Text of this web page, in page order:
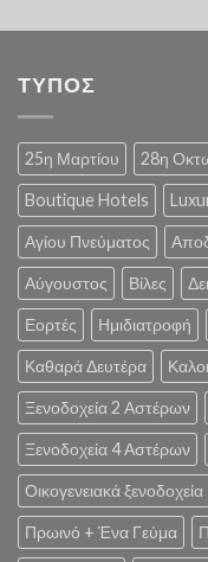
ΤΥΠΟΣ
25η Μαρτίου 28η
Boutique Hotels
Αγίου Πνεύματος
Αύγουστος Βίλες
Εορτές Ημιδιατροφή
Καθαρά Δευτέρα
Ξενοδοχεία 2 Αστέρων
Ξενοδοχεία 4 Αστέρων
Οικογενειακά ξενοδοχεία
Πρωινό + Ένα Γεύμα